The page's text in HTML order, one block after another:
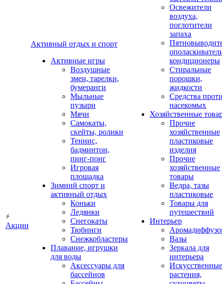
Акции
Активный отдых и спорт
Активные игры
Воздушные
змеи, тарелки,
бумеранги
Мыльные
пузыри
Мячи
Самокаты,
скейты, ролики
Теннис,
бадминтон,
пинг-понг
Игровая
площадка
Зимний спорт и
активный отдых
Коньки
Ледянки
Снегокаты
Тюбинги
Снежкобластеры
Плавание, игрушки
для воды
Аксессуары для
бассейнов
Освежители
воздуха,
поглотители
запаха
кондиционеры
Стиральные
порошки,
жидкости
Средства
насекомых
Хозяйственные
Прочие
хозяйственные
пластиковые
изделия
Прочие
хозяйственные
товары
Ведра, тазы
пластиковые
Товары для
путешествий
Интерьер
Вазы
Зеркала для
интерьера
Искусственные
растения,